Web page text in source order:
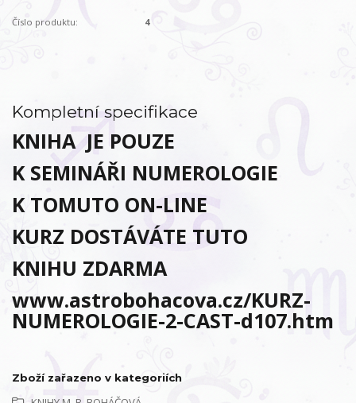
Číslo produktu: 4
Kompletní specifikace
KNIHA JE POUZE
K SEMINÁŘI NUMEROLOGIE
K TOMUTO ON-LINE
KURZ DOSTÁVÁTE TUTO
KNIHU ZDARMA
www.astrobohacova.cz/KURZ-
NUMEROLOGIE-2-CAST-d107.htm
Zboží zařazeno v kategoriích